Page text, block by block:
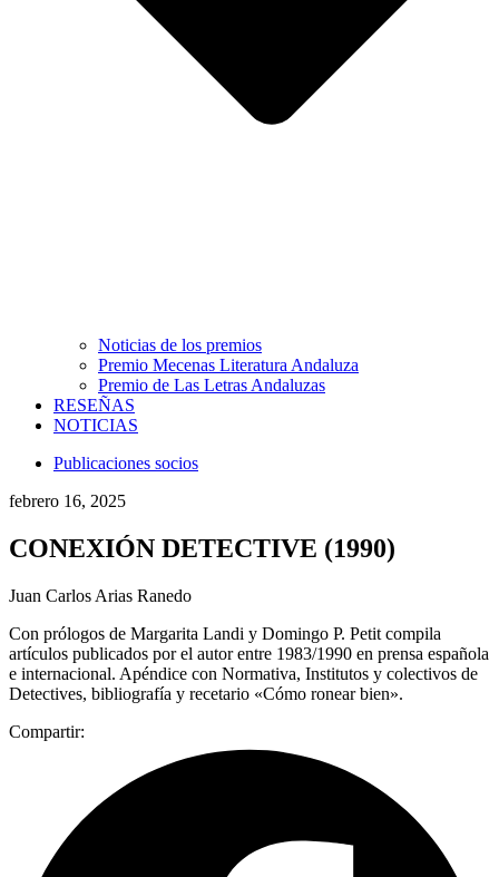
Noticias de los premios
Premio Mecenas Literatura Andaluza
Premio de Las Letras Andaluzas
RESEÑAS
NOTICIAS
Publicaciones socios
febrero 16, 2025
CONEXIÓN DETECTIVE (1990)
Juan Carlos Arias Ranedo
Con prólogos de Margarita Landi y Domingo P. Petit compila
artículos publicados por el autor entre 1983/1990 en prensa española
e internacional. Apéndice con Normativa, Institutos y colectivos de
Detectives, bibliografía y recetario «Cómo ronear bien».
Compartir: